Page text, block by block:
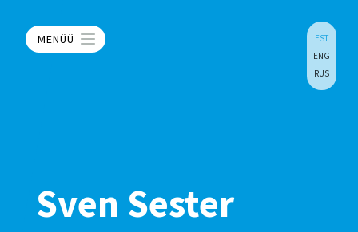
MENÜÜ
EST
ENG
RUS
Sven Sester